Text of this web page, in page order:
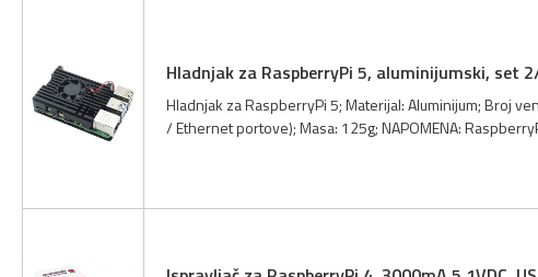
Hladnjak za RaspberryPi 5, aluminijumski, set
Hladnjak za RaspberryPi 5; Materijal: Aluminijum; Broj
/ Ethernet portove); Masa: 125g; NAPOMENA: